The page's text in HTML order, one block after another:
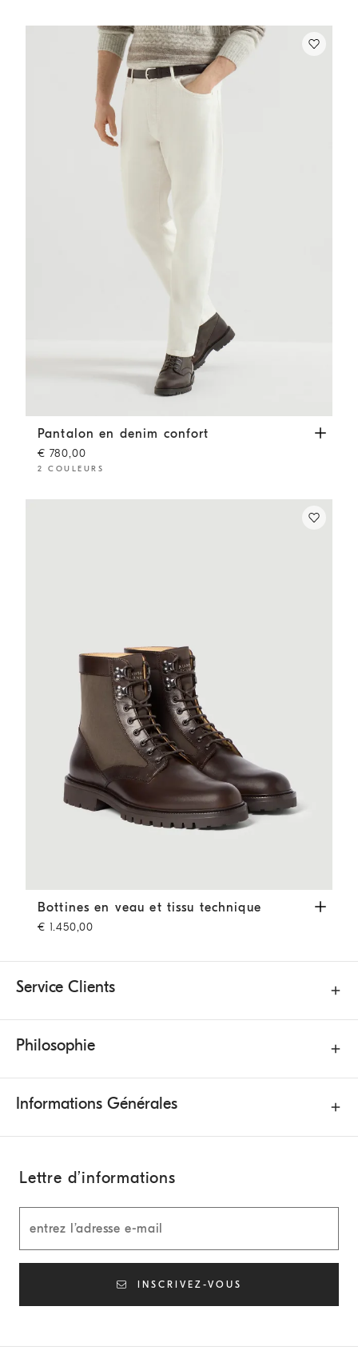
Pantalon en denim confort Blanc
Pantalon en denim confort
€ 780,00
2 COULEURS
Bottines en veau et tissu technique Café
Bottines en veau et tissu technique
€ 1.450,00
Service Clients
Philosophie
Informations Générales
Lettre d’informations
INSCRIVEZ-VOUS